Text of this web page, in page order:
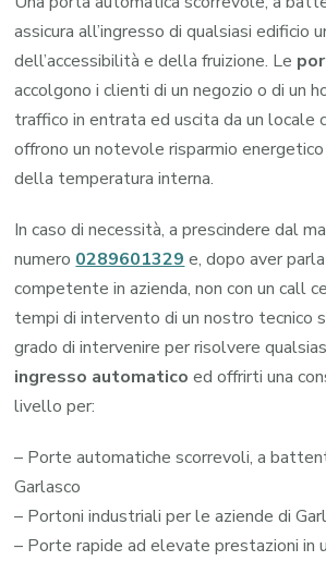
assicura all’ingresso di qualsiasi edificio
dell’accessibilità e della fruizione. Le
accolgono i clienti di un negozio o di un
traffico in entrata ed uscita da un locale
offrono un notevole risparmio
della temperatura interna.
In caso di necessità, a prescindere dal
numero 0289601329 e, dopo aver
competente in azienda, non con un call
tempi di intervento di un nostro tecnico
grado di intervenire per risolvere
ingresso automatico ed offrirti una
livello per:
– Porte automatiche scorrevoli, a
Garlasco
– Portoni industriali per le aziende di
– Porte rapide ad elevate prestazioni in